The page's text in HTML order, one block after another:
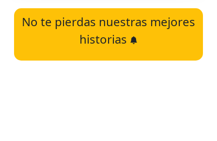
No te pierdas nuestras mejores
historias